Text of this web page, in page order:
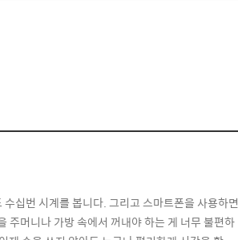
십번 시계를 봅니다. 그리고 스마트폰을 사용하면
주머니나 가방 속에서 꺼내야 하는 게 너무 불편하